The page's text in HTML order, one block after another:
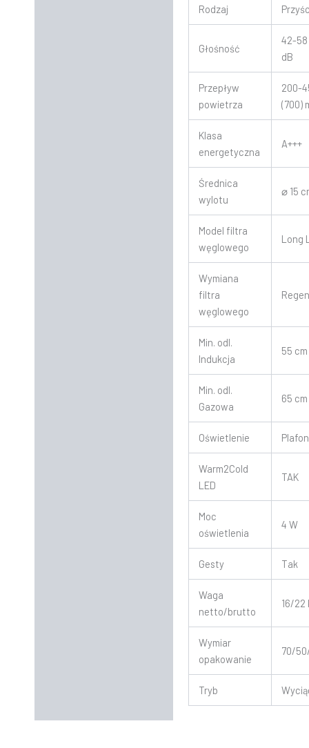
Rodzaj
Głośność
42-58
dB
Przepływ
powietrza
200-
(700)
Klasa
energetyczna
A+++
Średnica
wylotu
⌀ 15
Model filtra
węglowego
Long
Wymiana
filtra
węglowego
Min. odl.
Indukcja
55 cm
Min. odl.
Gazowa
65 cm
Oświetlenie Plafon
Warm2Cold
LED
TAK
Moc
oświetlenia
4 W
Gesty Tak
Waga
netto/brutto
16/22
Wymiar
opakowanie
70/
Tryb